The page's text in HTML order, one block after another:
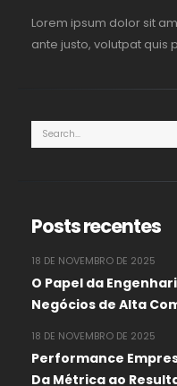
Lorem ipsum dolor sit
ante justo, volutpat quis
Posts recentes
O Papel da
Negócios de Alta
18 DE NOVEMBRO DE 2025
Performance
Da Métrica ao
18 DE NOVEMBRO DE 2025